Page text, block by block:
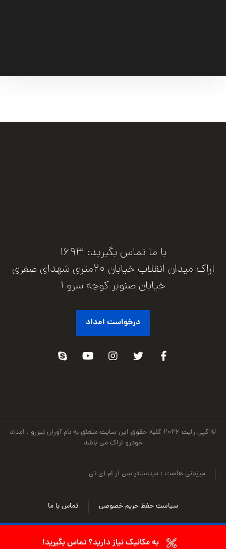
با ما تماس بگیرید: 1693
اراک میدان انقلاب خیابان 20متری شهدای صفری
خیابان صنوبر کوچه سرو 1
درخواست امداد
© کپی رایت ۲۰۲۶ کلیه حقوق این سایت متعلق به نام آوران تیزرو ، امداد
خودرو اراک می باشد
میزبانی هاست : دیتاسنتر سی آر ام آی تی
تماس با ما سیاست حفظ حریم خصوصی
به مکانیک نیاز دارید؟ تماس بگیرید!